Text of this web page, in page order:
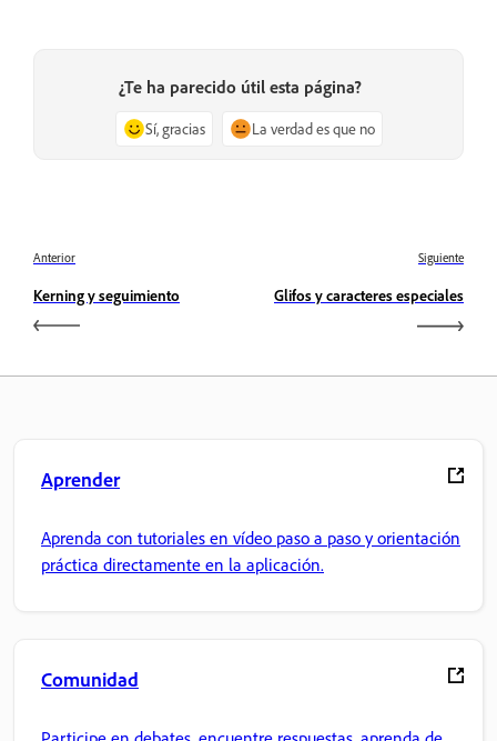
¿Te ha parecido útil esta página?
Sí, gracias La verdad es que no
Anterior
Kerning y seguimiento
Siguiente
Glifos y caracteres especiales
Aprender
Aprenda con tutoriales en vídeo paso a paso y orientación
práctica directamente en la aplicación.
Comunidad